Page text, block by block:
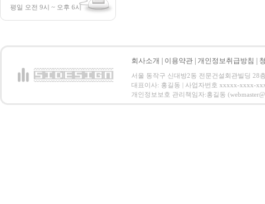
평일 오전 9시 ~ 오후 6시
회사소개 이용약관 개인정보취급방침
서울 동작구 신대방2동 전문건설회관빌딩 28
대표이사: 홍길동 | 사업자번호 xxxxx-xxxx-
개인정보보호 관리책임자:홍길동